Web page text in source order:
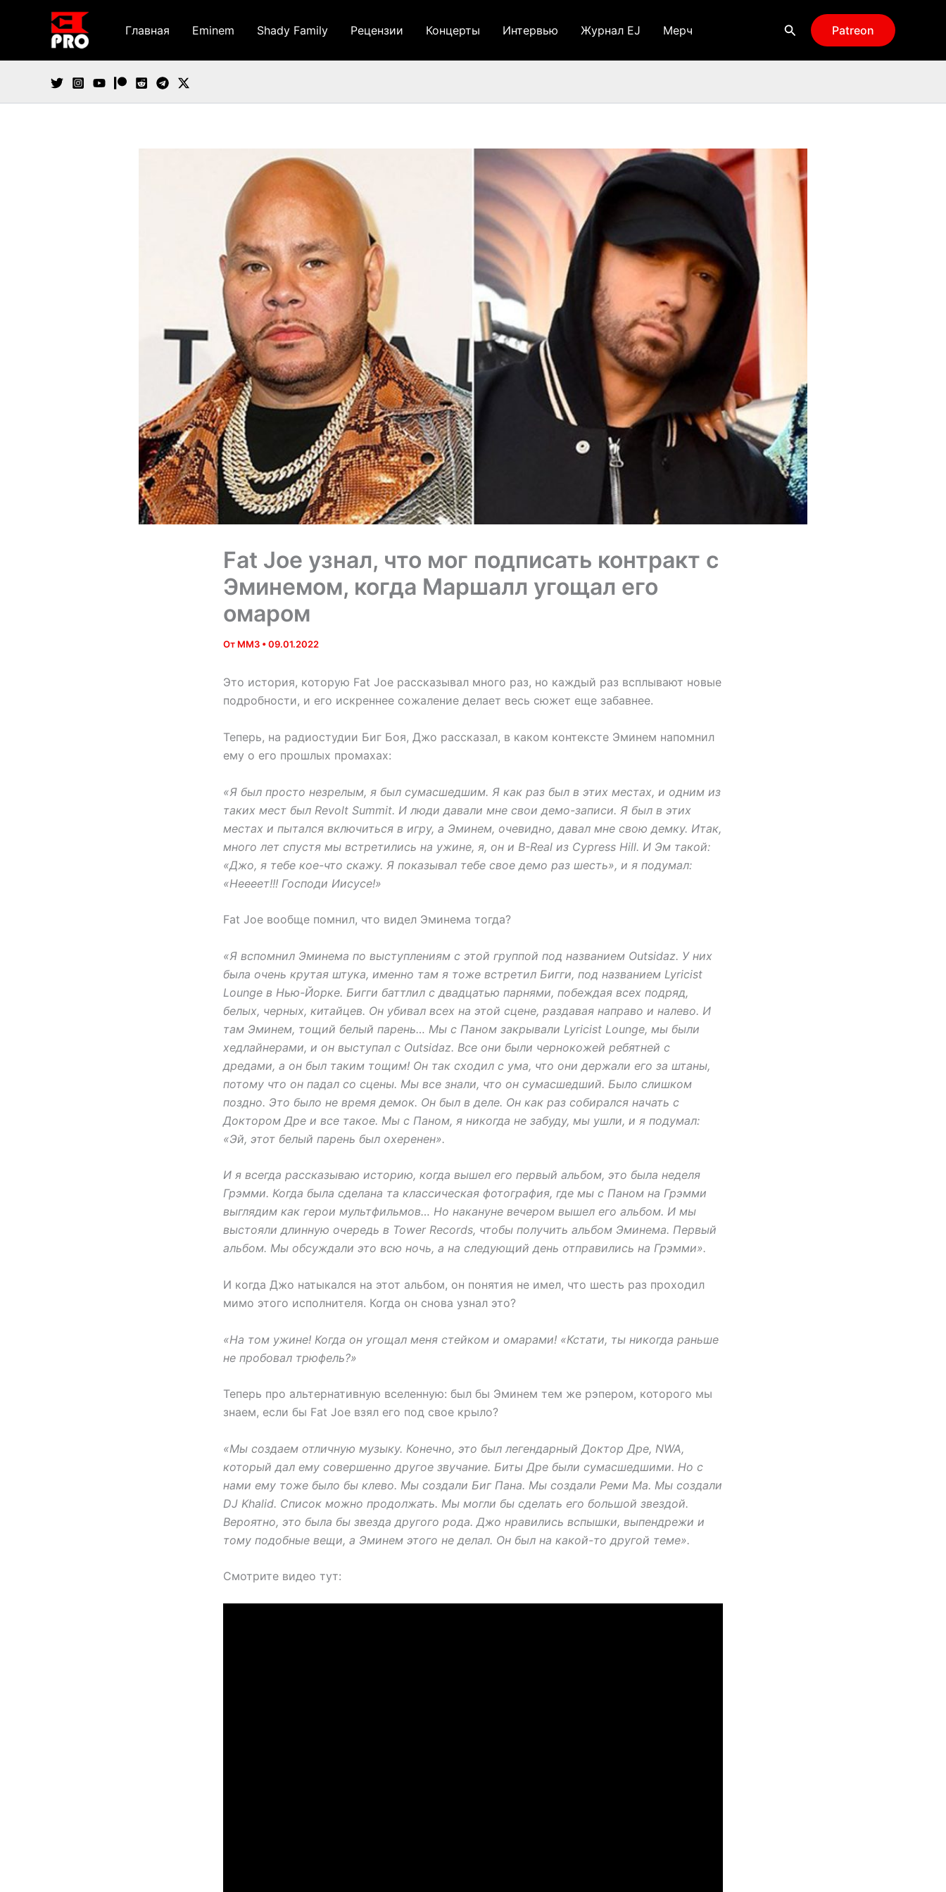
содержимому
Главная Eminem Shady Family Рецензии Концерты Интервью Журнал EJ Мерч Поиск Patreon
Fat Joe узнал, что мог подписать контракт с
Эминемом, когда Маршалл угощал его
омаром
От MM3 •09.01.2022
Это история, которую Fat Joe рассказывал много раз, но каждый раз всплывают новые
подробности, и его искреннее сожаление делает весь сюжет еще забавнее.
Теперь, на радиостудии Биг Боя, Джо рассказал, в каком контексте Эминем напомнил
ему о его прошлых промахах:
«Я был просто незрелым, я был сумасшедшим. Я как раз был в этих местах, и одним из
таких мест был Revolt Summit. И люди давали мне свои демо-записи. Я был в этих
местах и пытался включиться в игру, а Эминем, очевидно, давал мне свою демку. Итак,
много лет спустя мы встретились на ужине, я, он и B-Real из Cypress Hill. И Эм такой:
«Джо, я тебе кое-что скажу. Я показывал тебе свое демо раз шесть», и я подумал:
«Неееет!!! Господи Иисусе!»
Fat Joe вообще помнил, что видел Эминема тогда?
«Я вспомнил Эминема по выступлениям с этой группой под названием Outsidaz. У них
была очень крутая штука, именно там я тоже встретил Бигги, под названием Lyricist
Lounge в Нью-Йорке. Бигги баттлил с двадцатью парнями, побеждая всех подряд,
белых, черных, китайцев. Он убивал всех на этой сцене, раздавая направо и налево. И
там Эминем, тощий белый парень… Мы с Паном закрывали Lyricist Lounge, мы были
хедлайнерами, и он выступал с Outsidaz. Все они были чернокожей ребятней с
дредами, а он был таким тощим! Он так сходил с ума, что они держали его за штаны,
потому что он падал со сцены. Мы все знали, что он сумасшедший. Было слишком
поздно. Это было не время демок. Он был в деле. Он как раз собирался начать с
Доктором Дре и все такое. Мы с Паном, я никогда не забуду, мы ушли, и я подумал:
«Эй, этот белый парень был охеренен».
И я всегда рассказываю историю, когда вышел его первый альбом, это была неделя
Грэмми. Когда была сделана та классическая фотография, где мы с Паном на Грэмми
выглядим как герои мультфильмов… Но накануне вечером вышел его альбом. И мы
выстояли длинную очередь в Tower Records, чтобы получить альбом Эминема. Первый
альбом. Мы обсуждали это всю ночь, а на следующий день отправились на Грэмми».
И когда Джо натыкался на этот альбом, он понятия не имел, что шесть раз проходил
мимо этого исполнителя. Когда он снова узнал это?
«На том ужине! Когда он угощал меня стейком и омарами! «Кстати, ты никогда раньше
не пробовал трюфель?»
Теперь про альтернативную вселенную: был бы Эминем тем же рэпером, которого мы
знаем, если бы Fat Joe взял его под свое крыло?
«Мы создаем отличную музыку. Конечно, это был легендарный Доктор Дре, NWA,
который дал ему совершенно другое звучание. Биты Дре были сумасшедшими. Но с
нами ему тоже было бы клево. Мы создали Биг Пана. Мы создали Реми Ма. Мы создали
DJ Khalid. Список можно продолжать. Мы могли бы сделать его большой звездой.
Вероятно, это была бы звезда другого рода. Джо нравились вспышки, выпендрежи и
тому подобные вещи, а Эминем этого не делал. Он был на какой-то другой теме».
Смотрите видео тут: